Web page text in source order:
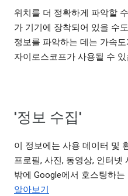
위치를 더 정확하게 파악할
가 기기에 장착되어 있을 수
정보를 파악하는 데는 가속
자이로스코프가 사용될 수 있
'정보 수집'
이 정보에는 사용 데이터 및
프로필, 사진, 동영상, 인터넷
밖에 Google에서 호스팅하
알아보기